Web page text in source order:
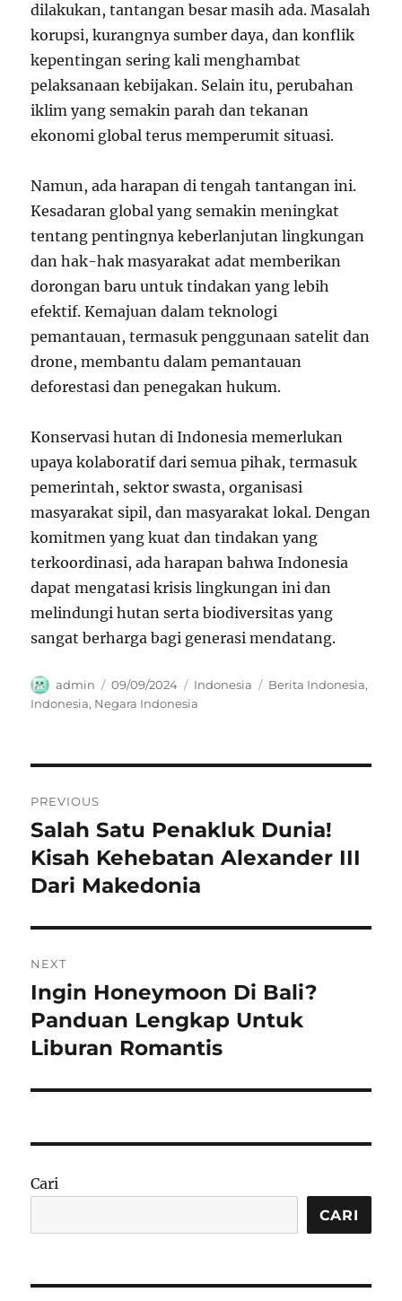
dilakukan, tantangan besar masih ada. Masalah
korupsi, kurangnya sumber daya, dan konflik
kepentingan sering kali menghambat
pelaksanaan kebijakan. Selain itu, perubahan
iklim yang semakin parah dan tekanan
ekonomi global terus memperumit situasi.
Namun, ada harapan di tengah tantangan ini.
Kesadaran global yang semakin meningkat
tentang pentingnya keberlanjutan lingkungan
dan hak-hak masyarakat adat memberikan
dorongan baru untuk tindakan yang lebih
efektif. Kemajuan dalam teknologi
pemantauan, termasuk penggunaan satelit dan
drone, membantu dalam pemantauan
deforestasi dan penegakan hukum.
Konservasi hutan di Indonesia memerlukan
upaya kolaboratif dari semua pihak, termasuk
pemerintah, sektor swasta, organisasi
masyarakat sipil, dan masyarakat lokal. Dengan
komitmen yang kuat dan tindakan yang
terkoordinasi, ada harapan bahwa Indonesia
dapat mengatasi krisis lingkungan ini dan
melindungi hutan serta biodiversitas yang
sangat berharga bagi generasi mendatang.
Author
admin
Posted
on
09/09/2024 Categories
Indonesia Tags
Berita Indonesia,
Indonesia, Negara Indonesia
pos
PREVIOUS
Previous
post:
Salah Satu Penakluk Dunia!
Kisah Kehebatan Alexander III
Dari Makedonia
NEXT
Next
post:
Ingin Honeymoon Di Bali?
Panduan Lengkap Untuk
Liburan Romantis
Cari
CARI